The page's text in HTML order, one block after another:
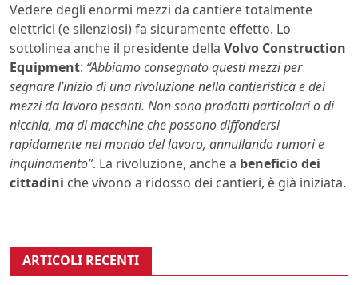
Vedere degli enormi mezzi da cantiere totalmente
elettrici (e silenziosi) fa sicuramente effetto. Lo
sottolinea anche il presidente della Volvo Construction
Equipment: “Abbiamo consegnato questi mezzi per
segnare l’inizio di una rivoluzione nella cantieristica e dei
mezzi da lavoro pesanti. Non sono prodotti particolari o di
nicchia, ma di macchine che possono diffondersi
rapidamente nel mondo del lavoro, annullando rumori e
inquinamento”. La rivoluzione, anche a beneficio dei
cittadini che vivono a ridosso dei cantieri, è già iniziata.
ARTICOLI RECENTI